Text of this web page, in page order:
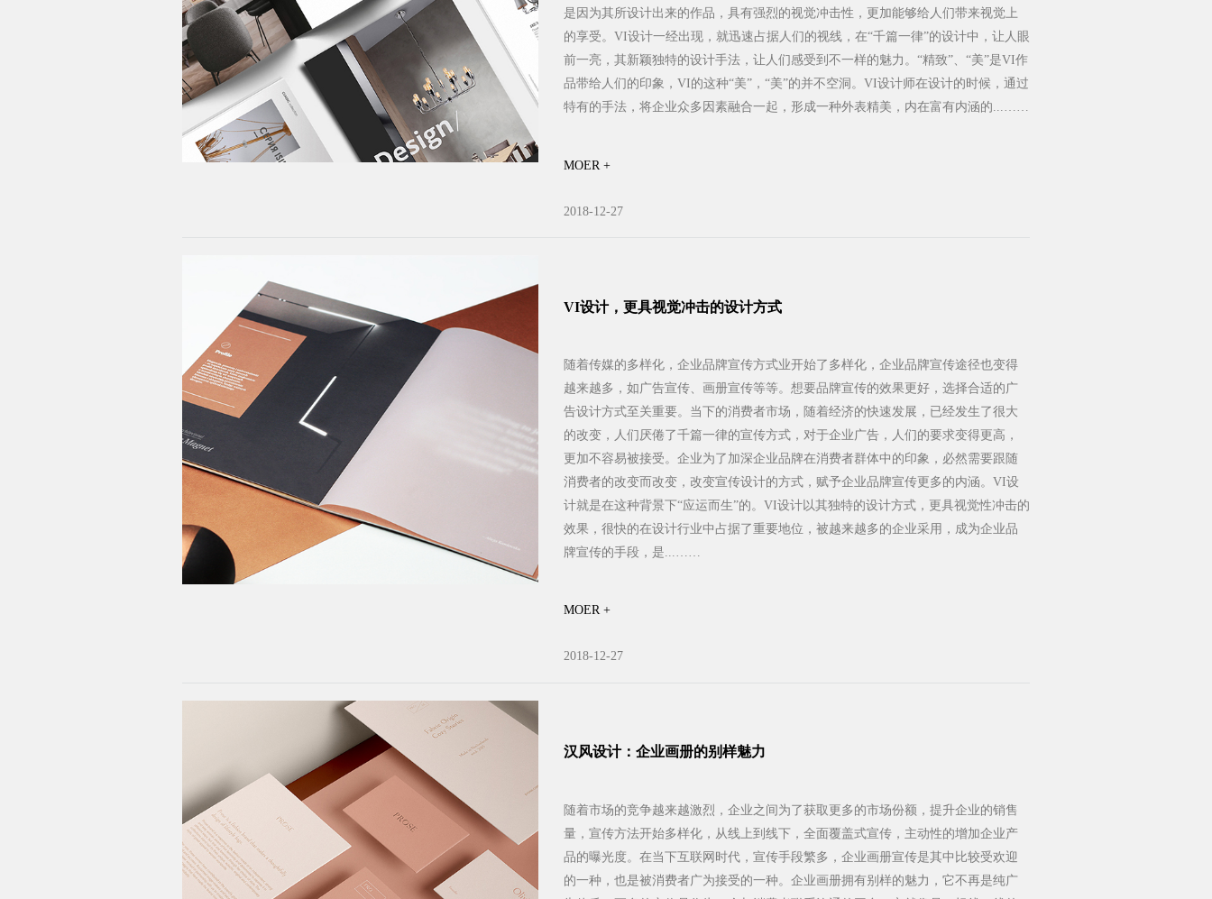
是因为其所设计出来的作品，具有强烈的视觉冲击性，更加能够给人们带来视觉上
的享受。VI设计一经出现，就迅速占据人们的视线，在“千篇一律”的设计中，让人眼
前一亮，其新颖独特的设计手法，让人们感受到不一样的魅力。“精致”、“美”是VI作
品带给人们的印象，VI的这种“美”，“美”的并不空洞。VI设计师在设计的时候，通过
特有的手法，将企业众多因素融合一起，形成一种外表精美，内在富有内涵的...……
MOER +
2018-12-27
VI设计，更具视觉冲击的设计方式
随着传媒的多样化，企业品牌宣传方式业开始了多样化，企业品牌宣传途径也变得
越来越多，如广告宣传、画册宣传等等。想要品牌宣传的效果更好，选择合适的广
告设计方式至关重要。当下的消费者市场，随着经济的快速发展，已经发生了很大
的改变，人们厌倦了千篇一律的宣传方式，对于企业广告，人们的要求变得更高，
更加不容易被接受。企业为了加深企业品牌在消费者群体中的印象，必然需要跟随
消费者的改变而改变，改变宣传设计的方式，赋予企业品牌宣传更多的内涵。VI设
计就是在这种背景下“应运而生”的。VI设计以其独特的设计方式，更具视觉性冲击的
效果，很快的在设计行业中占据了重要地位，被越来越多的企业采用，成为企业品
牌宣传的手段，是...……
MOER +
2018-12-27
汉风设计：企业画册的别样魅力
随着市场的竞争越来越激烈，企业之间为了获取更多的市场份额，提升企业的销售
量，宣传方法开始多样化，从线上到线下，全面覆盖式宣传，主动性的增加企业产
品的曝光度。在当下互联网时代，宣传手段繁多，企业画册宣传是其中比较受欢迎
的一种，也是被消费者广为接受的一种。企业画册拥有别样的魅力，它不再是纯广